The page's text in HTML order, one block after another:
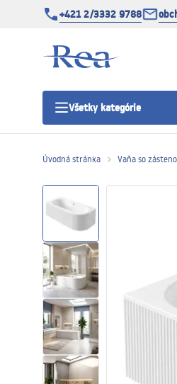
+421 2/3332 9788
Všetky kategórie
Sprchové dvere
Sprchové vaničky
Sprchové žľaby
Sanitárna keramika
Umývadlá
Úvodná stránka Vaňa so